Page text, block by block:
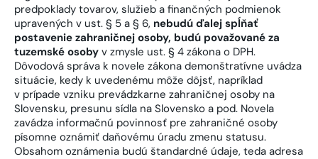
predpoklady tovarov, služieb a finančných podmienok
upravených v ust. § 5 a § 6, nebudú ďalej spĺňať
postavenie zahraničnej osoby, budú považované za
tuzemské osoby v zmysle ust. § 4 zákona o DPH.
Dôvodová správa k novele zákona demonštratívne uvádza
situácie, kedy k uvedenému môže dôjsť, napríklad
v prípade vzniku prevádzkarne zahraničnej osoby na
Slovensku, presunu sídla na Slovensko a pod. Novela
zavádza informačnú povinnosť pre zahraničné osoby
písomne oznámiť daňovému úradu zmenu statusu.
Obsahom oznámenia budú štandardné údaje, teda adresa